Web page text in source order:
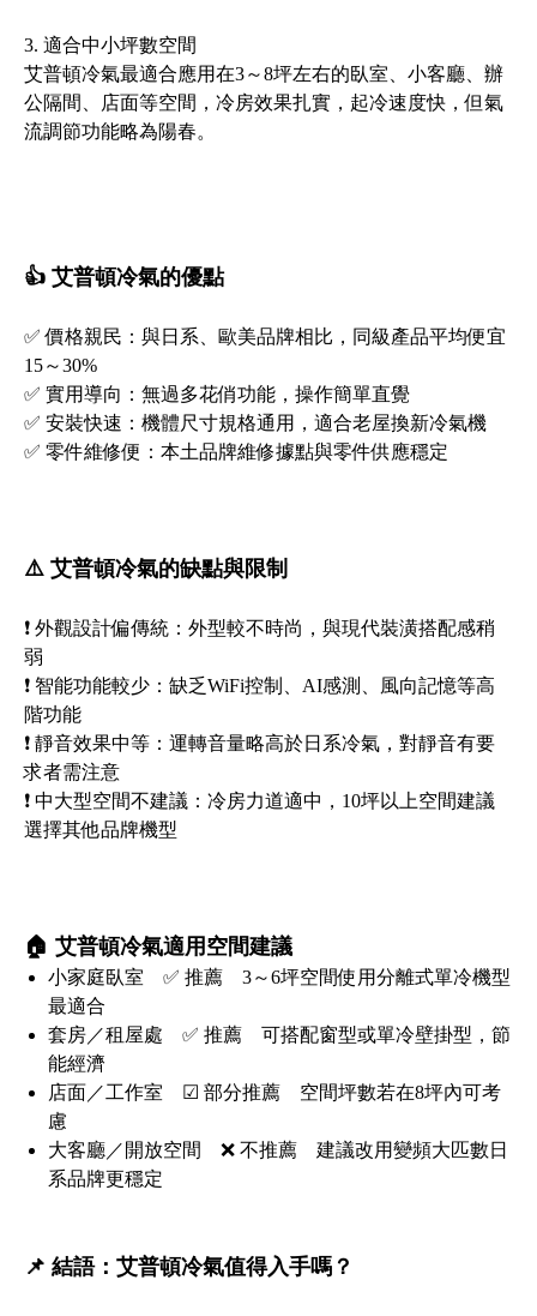
3. 適合中小坪數空間
艾普頓冷氣最適合應用在3～8坪左右的臥室、小客廳、辦
公隔間、店面等空間，冷房效果扎實，起冷速度快，但氣
流調節功能略為陽春。
👍 艾普頓冷氣的優點
✅ 價格親民：與日系、歐美品牌相比，同級產品平均便宜
15～30%
✅ 實用導向：無過多花俏功能，操作簡單直覺
✅ 安裝快速：機體尺寸規格通用，適合老屋換新冷氣機
✅ 零件維修便：本土品牌維修據點與零件供應穩定
⚠️ 艾普頓冷氣的缺點與限制
❗ 外觀設計偏傳統：外型較不時尚，與現代裝潢搭配感稍
弱
❗ 智能功能較少：缺乏WiFi控制、AI感測、風向記憶等高
階功能
❗ 靜音效果中等：運轉音量略高於日系冷氣，對靜音有要
求者需注意
❗ 中大型空間不建議：冷房力道適中，10坪以上空間建議
選擇其他品牌機型
🏠 艾普頓冷氣適用空間建議
小家庭臥室 ✅ 推薦 3～6坪空間使用分離式單冷機型
最適合
套房／租屋處 ✅ 推薦 可搭配窗型或單冷壁掛型，節
能經濟
店面／工作室 ☑ 部分推薦 空間坪數若在8坪內可考
慮
大客廳／開放空間 ❌ 不推薦 建議改用變頻大匹數日
系品牌更穩定
📌 結語：艾普頓冷氣值得入手嗎？